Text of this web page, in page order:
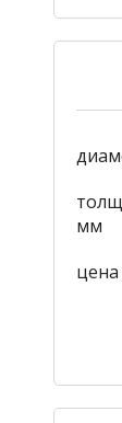
мм